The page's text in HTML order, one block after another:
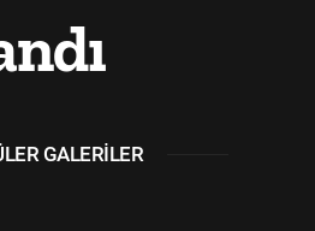
GALERILER